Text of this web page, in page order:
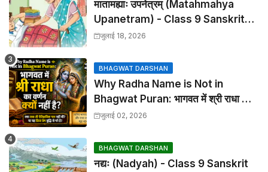
मातामह्याः उपनेत्रम् (Matahmahya
Upanetram) - Class 9 Sanskrit
Chapter 2 Translation &
जुलाई 18, 2026
BHAGWAT DARSHAN
Why Radha Name is Not in
Bhagwat Puran: भागवत में श्री राधा का
वर्णन क्यों नहीं है?
जुलाई 02, 2026
BHAGWAT DARSHAN
नद्यः (Nadyah) - Class 9 Sanskrit